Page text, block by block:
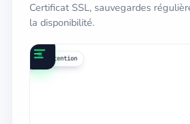
Certificat SSL, sauvegardes
la disponibilité.
intention
requêtes